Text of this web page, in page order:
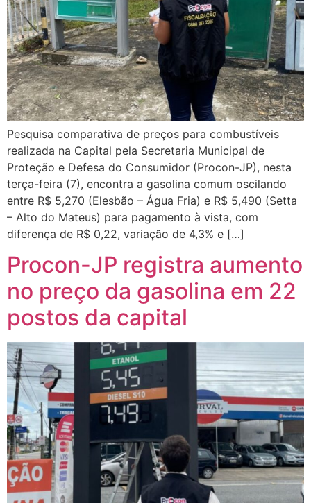
Pesquisa comparativa de preços para combustíveis
realizada na Capital pela Secretaria Municipal de
Proteção e Defesa do Consumidor (Procon-JP), nesta
terça-feira (7), encontra a gasolina comum oscilando
entre R$ 5,270 (Elesbão – Água Fria) e R$ 5,490 (Setta
– Alto do Mateus) para pagamento à vista, com
diferença de R$ 0,22, variação de 4,3% e […]
Procon-JP registra aumento
no preço da gasolina em 22
postos da capital